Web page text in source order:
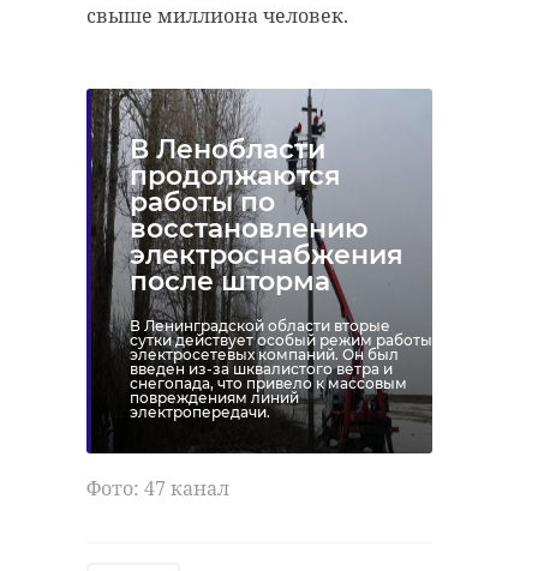
свыше миллиона человек.
В Ленобласти
продолжаются
работы по
восстановлению
электроснабжения
после шторма
В Ленинградской области вторые
сутки действует особый режим работы
электросетевых компаний. Он был
введен из-за шквалистого ветра и
снегопада, что привело к массовым
повреждениям линий
электропередачи.
Фото: 47 канал